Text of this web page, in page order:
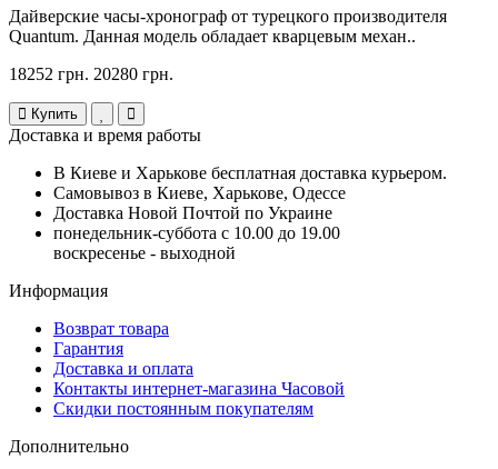
Дайверские часы-хронограф от турецкого производителя
Quantum. Данная модель обладает кварцевым механ..
18252 грн. 20280 грн.
Купить
Доставка и время работы
В Киеве и Харькове бесплатная доставка курьером.
Самовывоз в Киеве, Харькове, Одессе
Доставка Новой Почтой по Украине
понедельник-суббота с 10.00 до 19.00
воскресенье - выходной
Информация
Возврат товара
Гарантия
Доставка и оплата
Контакты интернет-магазина Часовой
Скидки постоянным покупателям
Дополнительно